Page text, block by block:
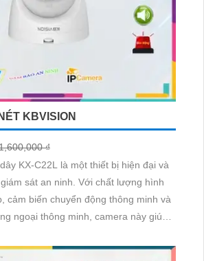
KBVISION
₫
KX-C22L là một thiết bị hiện đại và
ninh. Với chất lượng hình
cảm biến chuyển động thông minh và
ngoại thông minh, camera này giúp